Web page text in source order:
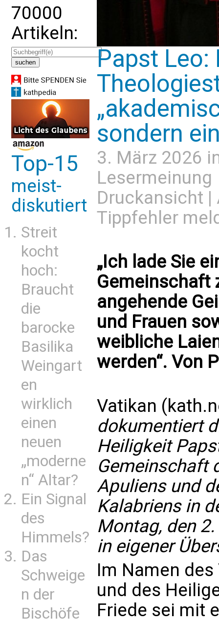
70000
Artikeln:
Top-15
meist-
diskutiert
Streit
kocht
hoch:
Braucht
die
barocke
Basilika
Weingart
en
wirklich
einen
neuen
„moderne
n“ Altar?
Ein Signal
des
Himmels?
Das
Schweige
n der
Bischöfe
Papst Leo:
sondern
3. März 2026
Lesermeinung
Druckansicht |
Tippfehler
„Ich lade Sie
Gemeinschaft
angehende
und Frauen
weibliche
werden“. Von
Vatikan
dokumentiert
Heiligkeit
Gemeinschaft
Apuliens und
Kalabriens in
Montag, den
in eigener
Im Namen
und des
Friede sei mit